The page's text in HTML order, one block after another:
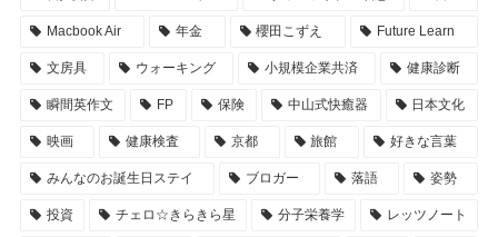
Macbook Air 年金 櫻田こずえ Future Learn
文房具 ウォーキング 小規模企業共済 健康診断
瞬間英作文 FP 保険 中山式快癒器 日本文化
映画 健康検査 京都 旅館 好きな言葉
みんなのお誕生日ステイ ブロガー 落語 姿勢
投資 チェロ☆きらきら星 分子栄養学 レッツノート